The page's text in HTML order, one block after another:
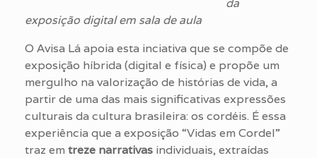
da
exposição digitalem sala de aula
O Avisa Lá apoia esta inciativa que se compõe de
exposição híbrida (digital e física) e propõe um
mergulho na valorização de histórias de vida, a
partir de uma das mais significativas expressões
culturais da cultura brasileira: os cordéis. É essa
experiência que a exposição “Vidas em Cordel”
traz em treze narrativas individuais, extraídas